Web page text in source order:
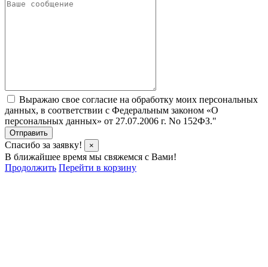
Выражаю свое согласие на обработку моих персональных
данных, в соответствии с Федеральным законом «О
персональных данных» от 27.07.2006 г. No 152­ФЗ."
Отправить
Спасибо за заявку! ×
В ближайшее время мы свяжемся с Вами!
Продолжить Перейти в корзину